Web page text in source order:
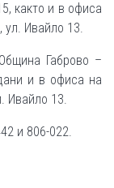
както и в офиса
Ивайло 13.
Габрово –
и в офиса на
Ивайло 13.
и 806-022.